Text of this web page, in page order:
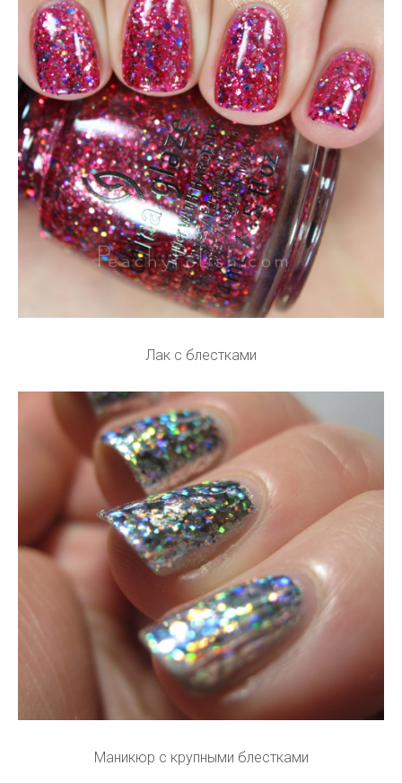
Лак с блестками
Маникюр с крупными блестками